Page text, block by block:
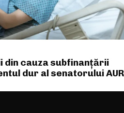
din cauza subfinanțării
dur al senatorului AUR